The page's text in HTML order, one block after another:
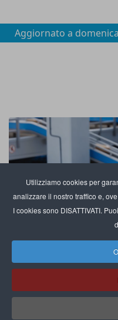
Utilizziamo cookies per
analizzare il nostro traffico e,
I cookies sono DISATTIVATI.
Aggiornato a
L’abbigliamento si